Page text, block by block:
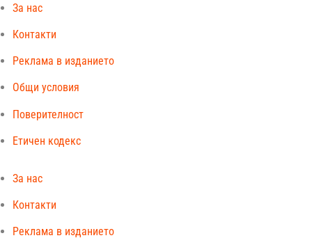
За нас
Контакти
Реклама в изданието
Общи условия
Поверителност
Етичен кодекс
За нас
Контакти
Реклама в изданието